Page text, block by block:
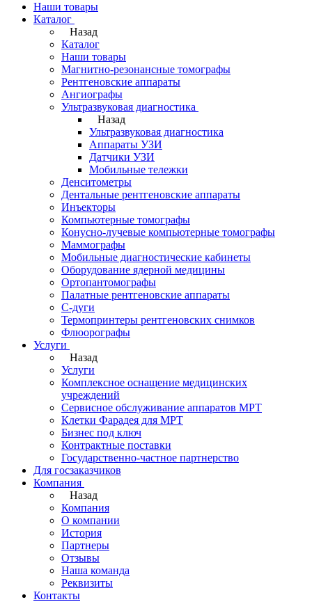
Наши товары
Каталог
Назад
Каталог
Наши товары
Магнитно-резонансные томографы
Рентгеновские аппараты
Ангиографы
Ультразвуковая диагностика
Назад
Ультразвуковая диагностика
Аппараты УЗИ
Датчики УЗИ
Мобильные тележки
Денситометры
Дентальные рентгеновские аппараты
Инъекторы
Компьютерные томографы
Конусно-лучевые компьютерные томографы
Маммографы
Мобильные диагностические кабинеты
Оборудование ядерной медицины
Ортопантомографы
Палатные рентгеновские аппараты
С-дуги
Термопринтеры рентгеновских снимков
Флюорографы
Услуги
Назад
Услуги
Комплексное оснащение медицинских
учреждений
Сервисное обслуживание аппаратов МРТ
Клетки Фарадея для МРТ
Бизнес под ключ
Контрактные поставки
Государственно-частное партнерство
Для госзаказчиков
Компания
Назад
Компания
О компании
История
Партнеры
Отзывы
Наша команда
Реквизиты
Контакты